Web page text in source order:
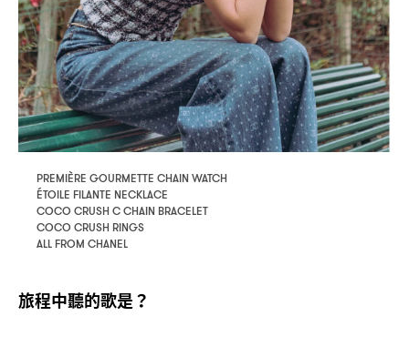
PREMIÈRE GOURMETTE CHAIN WATCH
ÉTOILE FILANTE NECKLACE
COCO CRUSH C CHAIN BRACELET
COCO CRUSH RINGS
ALL FROM CHANEL
旅程中聽的歌是？